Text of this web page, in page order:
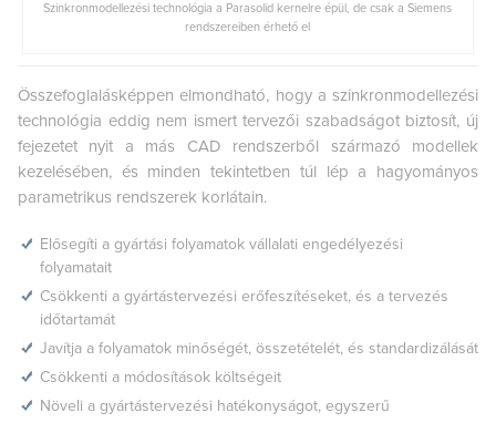
Szinkronmodellezési technológia a Parasolid kernelre épül, de csak a Siemens
rendszereiben érhető el
Összefoglalásképpen elmondható, hogy a szinkronmodellezési
technológia eddig nem ismert tervezői szabadságot biztosít, új
fejezetet nyit a más CAD rendszerből származó modellek
kezelésében, és minden tekintetben túl lép a hagyományos
parametrikus rendszerek korlátain.
Elősegíti a gyártási folyamatok vállalati engedélyezési
folyamatait
Csökkenti a gyártástervezési erőfeszítéseket, és a tervezés
időtartamát
Javítja a folyamatok minőségét, összetételét, és standardizálását
Csökkenti a módosítások költségeit
Növeli a gyártástervezési hatékonyságot, egyszerű